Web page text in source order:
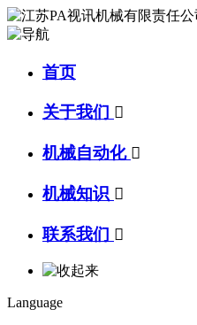
首页
关于我们 
机械自动化 
机械知识 
联系我们 
Language